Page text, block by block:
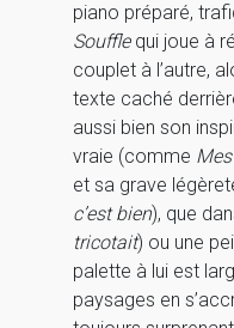
piano préparé,
Soufflequi joue à
couplet à l’autre,
texte caché
aussi bien son
vraie (comme
et sa grave
c’est bien), que
tricotait) ou une
palette à lui est
paysages en